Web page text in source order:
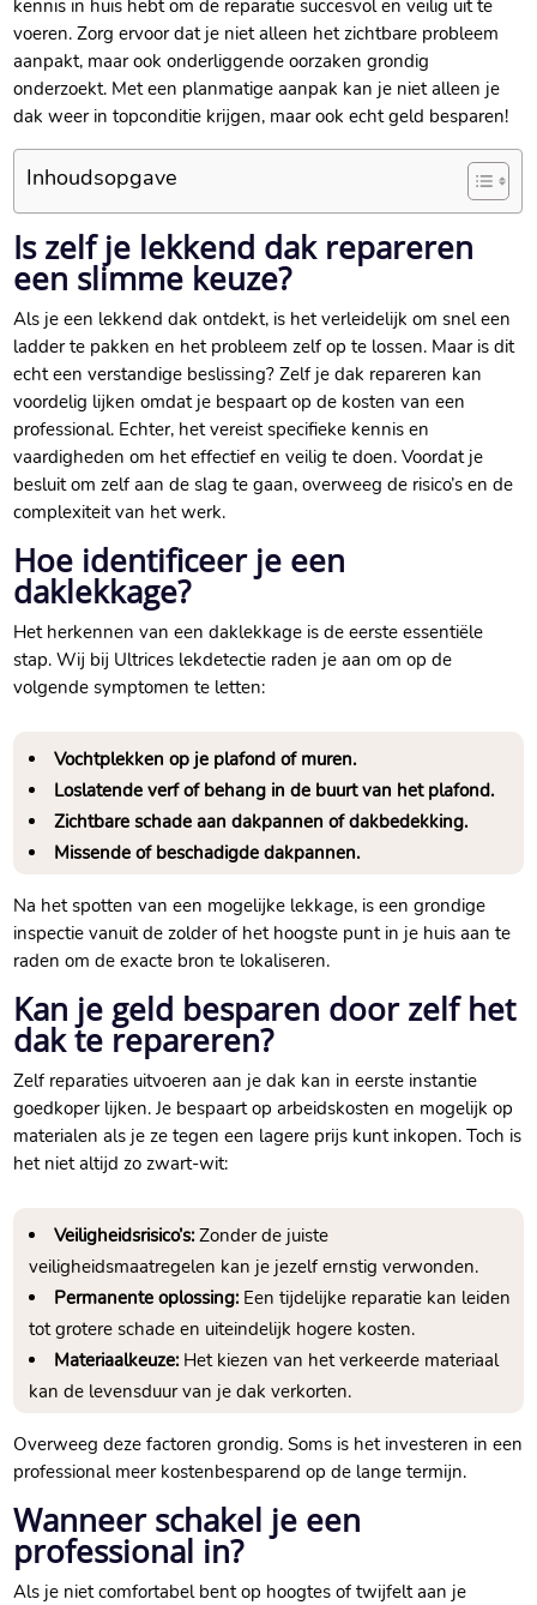
kennis in huis hebt om de reparatie succesvol en veilig uit te
voeren.​ Zorg ervoor dat je niet alleen het zichtbare probleem
aanpakt, maar ook onderliggende oorzaken grondig
onderzoekt.​ Met een planmatige aanpak kan je niet alleen je
dak weer in topconditie krijgen, maar ook echt geld besparen!
Inhoudsopgave
Is zelf je lekkend dak repareren
een slimme keuze?
Als je een lekkend dak ontdekt, is het verleidelijk om snel een
ladder te pakken en het probleem zelf op te lossen.​ Maar is dit
echt een verstandige beslissing? Zelf je dak repareren kan
voordelig lijken omdat je bespaart op de kosten van een
professional.​ Echter, het vereist specifieke kennis en
vaardigheden om het effectief en veilig te doen.​ Voordat je
besluit om zelf aan de slag te gaan, overweeg de risico’s en de
complexiteit van het werk.​
Hoe identificeer je een
daklekkage?
Het herkennen van een daklekkage is de eerste essentiële
stap.​ Wij bij Ultrices lekdetectie raden je aan om op de
volgende symptomen te letten:
Vochtplekken op je plafond of muren.​
Loslatende verf of behang in de buurt van het plafond.​
Zichtbare schade aan dakpannen of dakbedekking.​
Missende of beschadigde dakpannen.​
Na het spotten van een mogelijke lekkage, is een grondige
inspectie vanuit de zolder of het hoogste punt in je huis aan te
raden om de exacte bron te lokaliseren.​
Kan je geld besparen door zelf het
dak te repareren?
Zelf reparaties uitvoeren aan je dak kan in eerste instantie
goedkoper lijken.​ Je bespaart op arbeidskosten en mogelijk op
materialen als je ze tegen een lagere prijs kunt inkopen.​ Toch is
het niet altijd zo zwart-wit:
Veiligheidsrisico’s:Zonder de juiste
veiligheidsmaatregelen kan je jezelf ernstig verwonden.​
Permanente oplossing:Een tijdelijke reparatie kan leiden
tot grotere schade en uiteindelijk hogere kosten.​
Materiaalkeuze:Het kiezen van het verkeerde materiaal
kan de levensduur van je dak verkorten.​
Overweeg deze factoren grondig.​ Soms is het investeren in een
professional meer kostenbesparend op de lange termijn.​
Wanneer schakel je een
professional in?
Als je niet comfortabel bent op hoogtes of twijfelt aan je